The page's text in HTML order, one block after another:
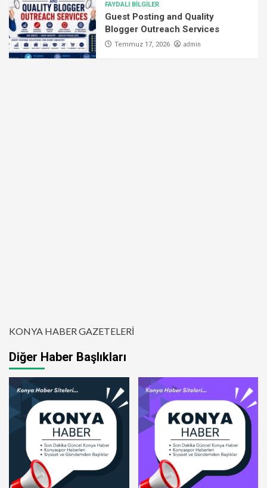
FAYDALI BİLGİLER
Guest Posting and Quality
Blogger Outreach Services
Temmuz 17, 2026 admin
KONYA HABER GAZETELERİ
Diğer Haber Başlıkları